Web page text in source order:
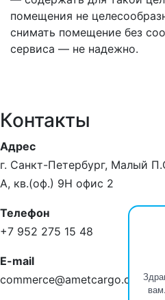
помещения не
снимать помещение без
сервиса — не надежно.
Контакты
Адрес
г. Санкт-Петербург, Малый
А, кв.(оф.) 9Н офис 2
Телефон
+7 952 275 15 48
E-mail
commerce@ametcargo.com